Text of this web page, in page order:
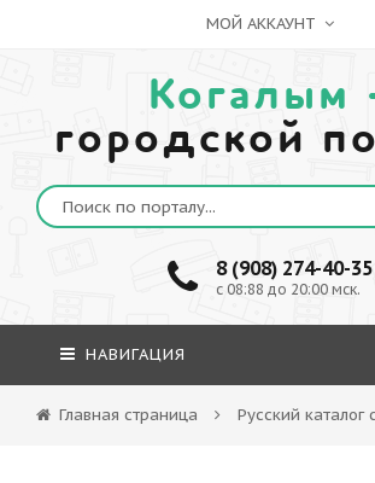
МОЙ АККАУНТ
Когалым
городской
8 (908) 274-40-35
c 08:88 до 20:00 мск.
НАВИГАЦИЯ
Главная страница Русский каталог